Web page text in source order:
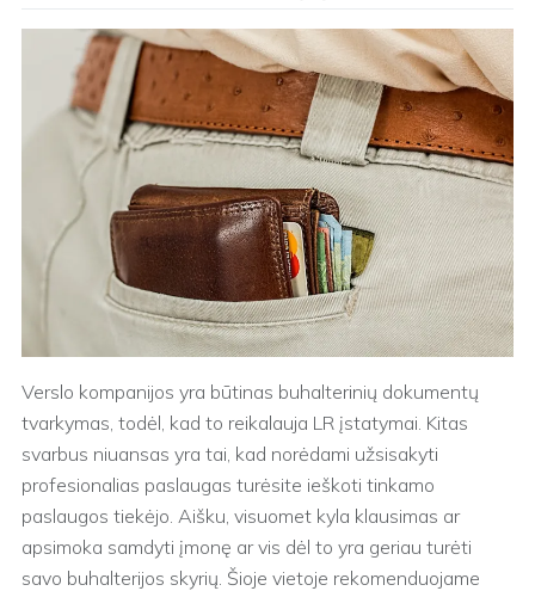
Verslo kompanijos yra būtinas buhalterinių dokumentų
tvarkymas, todėl, kad to reikalauja LR įstatymai. Kitas
svarbus niuansas yra tai, kad norėdami užsisakyti
profesionalias paslaugas turėsite ieškoti tinkamo
paslaugos tiekėjo. Aišku, visuomet kyla klausimas ar
apsimoka samdyti įmonę ar vis dėl to yra geriau turėti
savo buhalterijos skyrių. Šioje vietoje rekomenduojame